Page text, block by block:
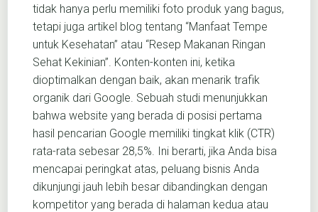
tidak hanya perlu memiliki foto produk yang bagus,
tetapi juga artikel blog tentang “Manfaat Tempe
untuk Kesehatan” atau “Resep Makanan Ringan
Sehat Kekinian”. Konten-konten ini, ketika
dioptimalkan dengan baik, akan menarik trafik
organik dari Google. Sebuah studi menunjukkan
bahwa website yang berada di posisi pertama
hasil pencarian Google memiliki tingkat klik (CTR)
rata-rata sebesar 28,5%. Ini berarti, jika Anda bisa
mencapai peringkat atas, peluang bisnis Anda
dikunjungi jauh lebih besar dibandingkan dengan
kompetitor yang berada di halaman kedua atau